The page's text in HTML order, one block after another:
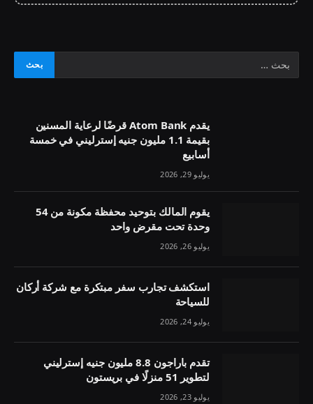
يقدم Atom Bank قرضًا لرعاية المسنين
بقيمة 1.1 مليون جنيه إسترليني في خمسة
أسابيع
يوليو 29, 2026
يقوم المالك بتوحيد محفظة مكونة من 54
وحدة تحت مقرض واحد
يوليو 26, 2026
استكشف تجارب سفر مبتكرة مع شركة أركان
للسياحة
يوليو 24, 2026
تقدم باراجون 8.8 مليون جنيه إسترليني
لتطوير 51 منزلًا في بريستون
يوليو 23, 2026